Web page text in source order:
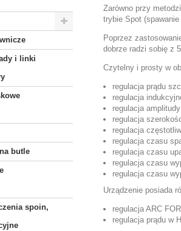
i linki
butle
spoin,
Zarówno przy
trybie Spot
Poprzez
dobrze radzi sobię z
Czytelny i prosty w
regulacja prądu
regulacja
regulacja
regulacja
regulacja
regulacja czasu
regulacja czasu
regulacja czasu
regulacja czasu
Urządzenie posiada
regulacja ARC
regulacja prądu w